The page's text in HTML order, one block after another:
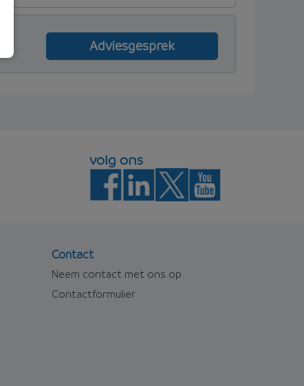
Adviesgesprek
volg ons
Contact
Neem contact met ons op
Contactformulier